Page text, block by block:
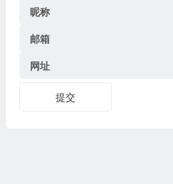
昵称
邮箱
网址
提交